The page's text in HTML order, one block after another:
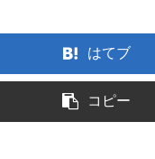
はてブ
コピー